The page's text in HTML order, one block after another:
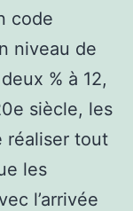
code
niveau de
% à 12,
siècle, les
réaliser tout
les
l’arrivée